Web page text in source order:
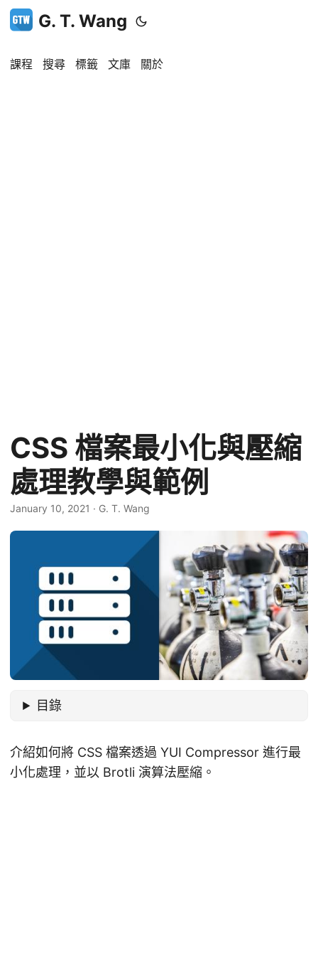
G. T. Wang
課程 搜尋 標籤 文庫 關於
CSS 檔案最小化與壓縮
處理教學與範例
January 10, 2021 · G. T. Wang
目錄
介紹如何將 CSS 檔案透過 YUI Compressor 進行最
小化處理，並以 Brotli 演算法壓縮。